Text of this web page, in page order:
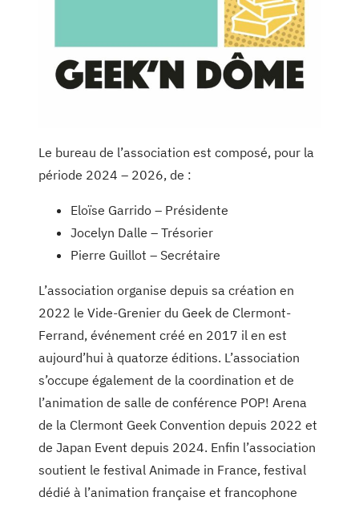
Le bureau de l’association est composé, pour la
période 2024 – 2026, de :
Eloïse Garrido – Présidente
Jocelyn Dalle – Trésorier
Pierre Guillot – Secrétaire
L’association organise depuis sa création en
2022 le Vide-Grenier du Geek de Clermont-
Ferrand, événement créé en 2017 il en est
aujourd’hui à quatorze éditions. L’association
s’occupe également de la coordination et de
l’animation de salle de conférence POP! Arena
de la Clermont Geek Convention depuis 2022 et
de Japan Event depuis 2024. Enfin l’association
soutient le festival Animade in France, festival
dédié à l’animation française et francophone